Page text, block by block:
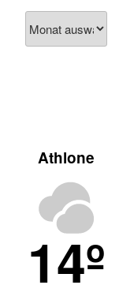
Archiv
Athlone
14º